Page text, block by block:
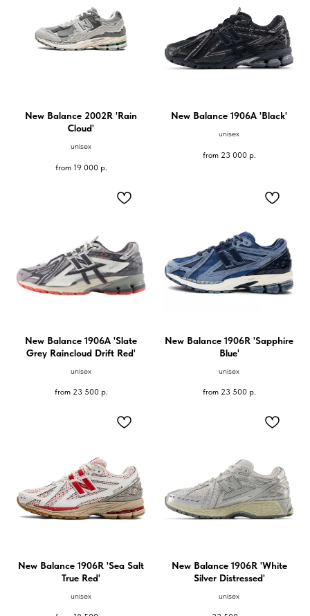
New Balance 2002R 'Rain
Cloud'
unisex
from 19 000 р.
New Balance 1906A 'Black'
unisex
from 23 000 р.
New Balance 1906A 'Slate
Grey Raincloud Drift Red'
unisex
from 23 500 р.
New Balance 1906R 'Sapphire
Blue'
unisex
from 23 500 р.
New Balance 1906R 'Sea Salt
True Red'
unisex
New Balance 1906R 'White
Silver Distressed'
unisex